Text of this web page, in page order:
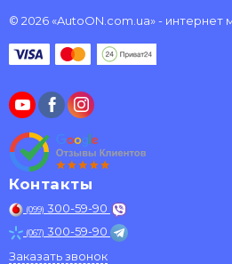
© 2026 «AutoON.com.ua» - интернет
Контакты
(099) 300-59-90
(067) 300-59-90
Заказать звонок